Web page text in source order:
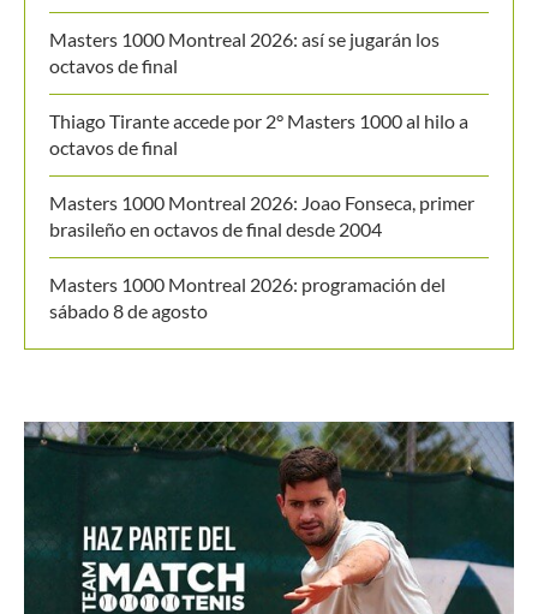
Masters 1000 Montreal 2026: así se jugarán los
octavos de final
Thiago Tirante accede por 2° Masters 1000 al hilo a
octavos de final
Masters 1000 Montreal 2026: Joao Fonseca, primer
brasileño en octavos de final desde 2004
Masters 1000 Montreal 2026: programación del
sábado 8 de agosto